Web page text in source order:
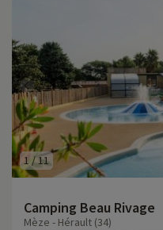
1 /11
Camping Beau Rivage
Mèze - Hérault (34)